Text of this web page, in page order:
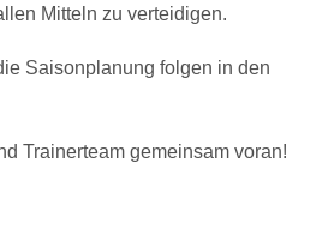
Mitteln zu verteidigen.
Saisonplanung folgen in den
Trainerteam gemeinsam voran!